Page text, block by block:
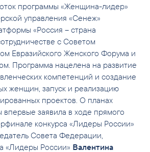
программы «Женщина-лидер»
управления «Сенеж»
«Россия – страна
с Советом
Евразийского Женского Форума и
Программа нацелена на развитие
компетенций и создание
женщин, запуск и реализацию
проектов. О планах
впервые заявила в ходе прямого
конкурса «Лидеры России»
Совета Федерации,
«Лидеры России» Валентина